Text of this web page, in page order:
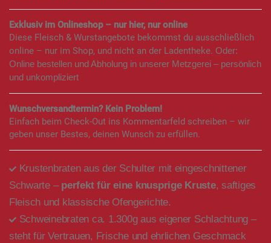
Exklusiv im Onlineshop – nur hier, nur online
Diese Fleisch & Wurstangebote bekommst du ausschließlich
online – nur im Shop, und nicht an der Ladentheke. Oder:
Online bestellen und Abholung in unserer Metzgerei – persönlich
und unkompliziert
Wunschversandtermin? Kein Problem!
Einfach beim Check-Out ins Kommentarfeld schreiben – wir
geben unser Bestes, deinen Wunsch zu erfüllen.
Krustenbraten aus der Schulter mit eingeschnittener
Schwarte –perfekt für eine knusprige Kruste, saftiges
Fleisch und klassische Ofengerichte.
Schweinebraten ca. 1.300g aus eigener Schlachtung –
steht für Vertrauen, Frische und ehrlichen Geschmack